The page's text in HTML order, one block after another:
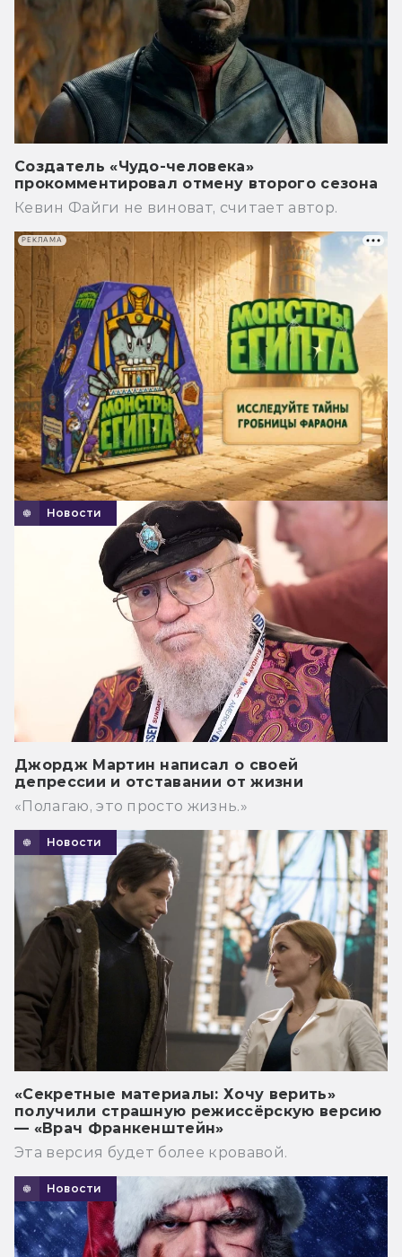
Создатель «Чудо-человека»
прокомментировал отмену второго сезона
Кевин Файги не виноват, считает автор.
Новости
Джордж Мартин написал о своей
депрессии и отставании от жизни
«Полагаю, это просто жизнь.»
Новости
«Секретные материалы: Хочу верить»
получили страшную режиссёрскую версию
— «Врач Франкенштейн»
Эта версия будет более кровавой.
Новости
РЕКЛАМА